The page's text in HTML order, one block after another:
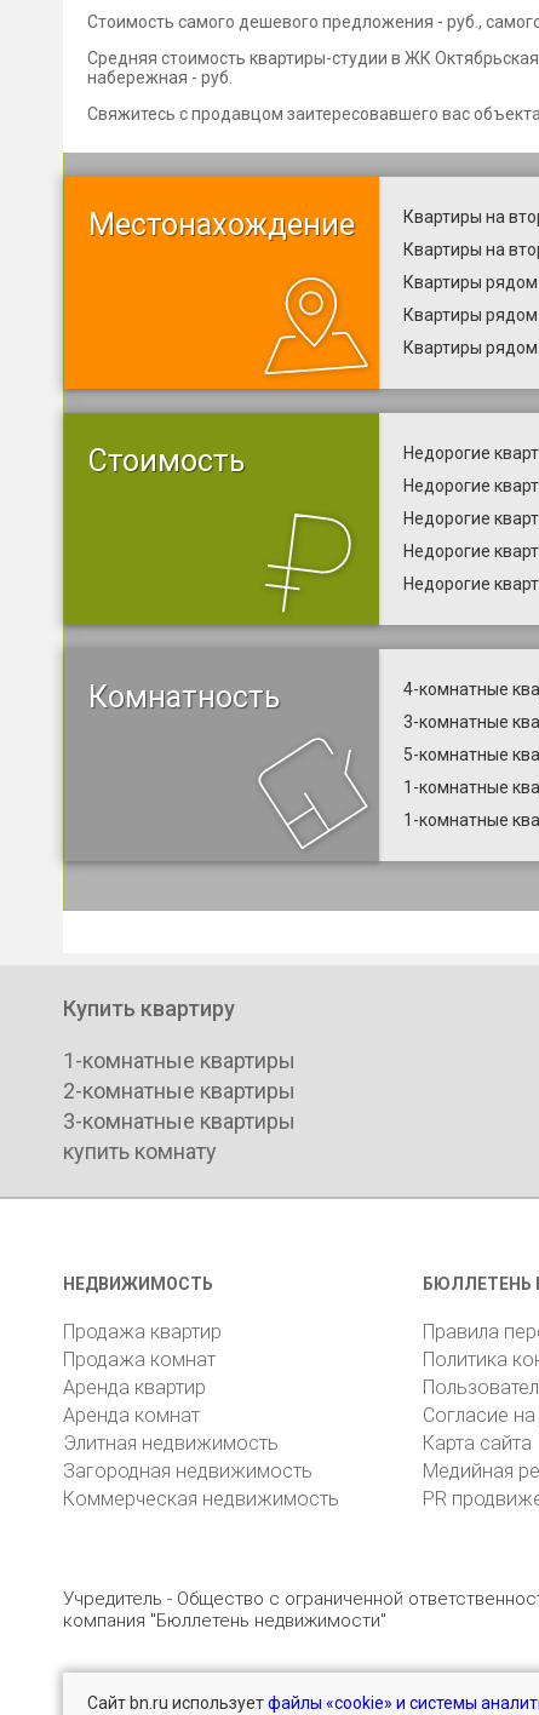
Стоимость самого дешевого предложения - руб.,
Средняя стоимость квартиры-студии в ЖК
набережная - руб.
Свяжитесь с продавцом заитересовавшего вас
Местонахождение
Квартиры на
Квартиры на
Квартиры
Квартиры
Квартиры
Стоимость
Недорогие
Недорогие
Недорогие
Недорогие
Недорогие
Комнатность
4-комнатные
3-комнатные
5-комнатные
1-комнатные
1-комнатные
Купить квартиру
1-комнатные квартиры
2-комнатные квартиры
3-комнатные квартиры
купить комнату
НЕДВИЖИМОСТЬ
Продажа квартир
Продажа комнат
Аренда квартир
Аренда комнат
Элитная недвижимость
Загородная недвижимость
Коммерческая недвижимость
Правила
Политика
Согласие
Карта сайта
Медийная
PR
Учредитель - Общество с ограниченной
компания "Бюллетень недвижимости"
Сайт bn.ru используетфайлы «cookie» и системы